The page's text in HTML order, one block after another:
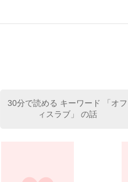
30分で読める キーワード 「オフ
ィスラブ」 の話